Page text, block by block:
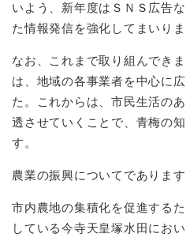
いよう、新年度はＳＮＳ広告
た情報発信を強化してまいりま
なお、これまで取り組んでき
は、地域の各事業者を中心に
た。これからは、市民生活の
透させていくことで、青梅の
す。
農業の振興についてであります
市内農地の集積化を促進する
している今寺天皇塚水田にお